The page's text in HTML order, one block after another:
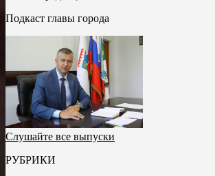
Подкаст главы города
Слушайте все выпуски
РУБРИКИ